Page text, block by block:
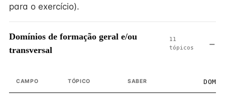
para o exercício).
Domínios de formação geral e/ou
transversal
11
tópicos
CAMPO TÓPICO SABER